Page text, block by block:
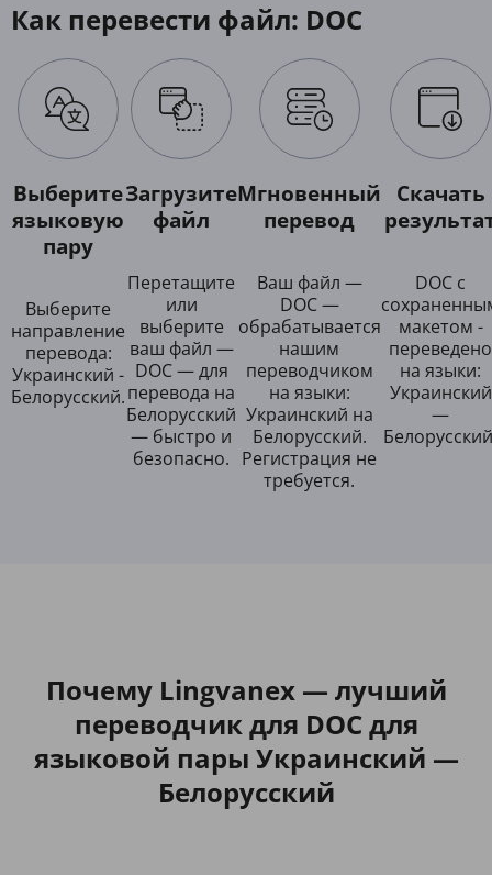
Как перевести файл: DOC
Выберите
языковую
пару
Выберите
направление
перевода:
Украинский -
Белорусский.
Загрузите
файл
Перетащите
или
выберите
ваш файл —
DOC — для
перевода на
Белорусский
— быстро и
безопасно.
Мгновенный
перевод
Ваш файл —
DOC —
обрабатывается
нашим
переводчиком
на языки:
Украинский на
Белорусский.
Регистрация не
требуется.
Скачать
DOC с
макетом -
переведено
на языки:
Украинский
—
Почему Lingvanex — лучший
переводчик для DOC для
языковой пары Украинский —
Белорусский